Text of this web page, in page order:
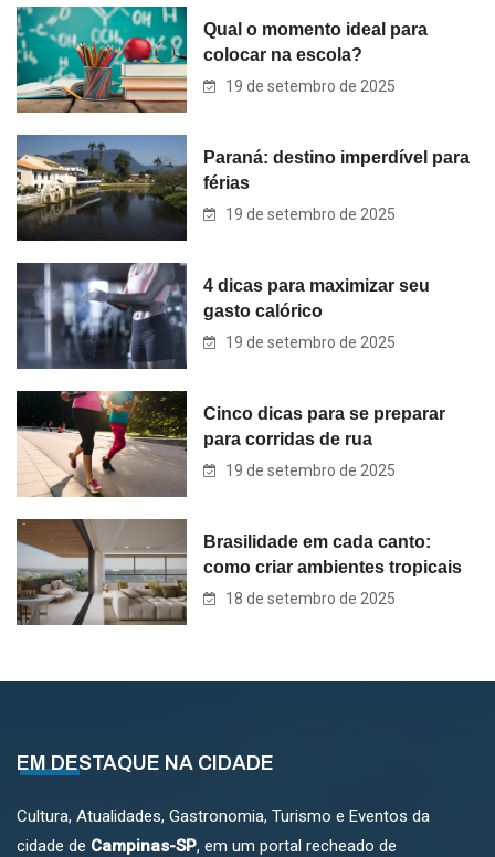
Qual o momento ideal para
colocar na escola?
19 de setembro de 2025
Paraná: destino imperdível para
férias
19 de setembro de 2025
4 dicas para maximizar seu
gasto calórico
19 de setembro de 2025
Cinco dicas para se preparar
para corridas de rua
19 de setembro de 2025
Brasilidade em cada canto:
como criar ambientes tropicais
18 de setembro de 2025
EM DESTAQUE NA CIDADE
Cultura, Atualidades, Gastronomia, Turismo e Eventos da
cidade de Campinas-SP, em um portal recheado de